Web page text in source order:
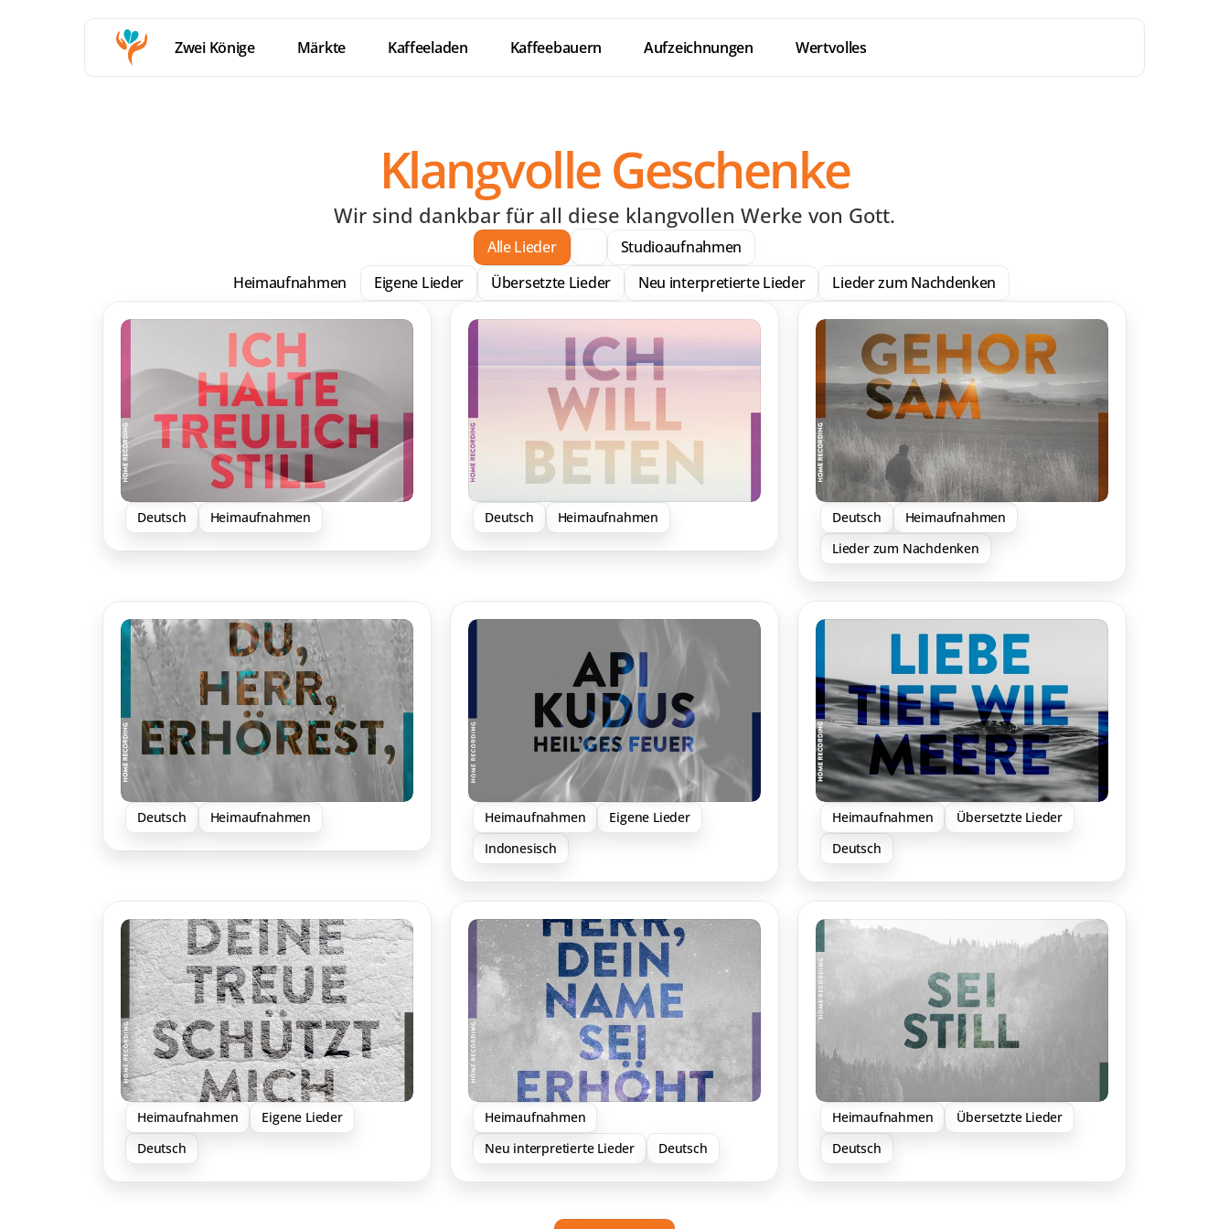
Zwei Könige Märkte Kaffeeladen Kaffeebauern Aufzeichnungen Wertvolles
Klangvolle Geschenke
Wir sind dankbar für all diese klangvollen Werke von Gott.
Alle Lieder
Studioaufnahmen
Heimaufnahmen
Eigene Lieder Übersetzte Lieder Neu interpretierte Lieder Lieder zum Nachdenken
Deutsch Heimaufnahmen Deutsch Heimaufnahmen Deutsch
Heimaufnahmen
Lieder zum Nachdenken
Deutsch Heimaufnahmen Heimaufnahmen
Eigene Lieder
Indonesisch
Heimaufnahmen
Übersetzte Lieder
Deutsch
Heimaufnahmen
Eigene Lieder
Deutsch
Heimaufnahmen
Neu interpretierte Lieder
Deutsch
Heimaufnahmen
Übersetzte Lieder
Deutsch